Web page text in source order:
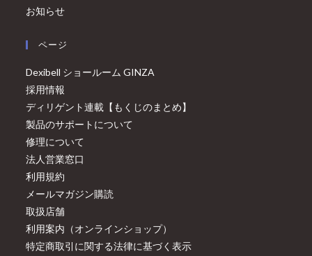
お知らせ
ページ
Dexibell ショールーム GINZA
採用情報
ディリゲント連載【もくじのまとめ】
製品のサポートについて
修理について
法人営業窓口
利用規約
メールマガジン購読
取扱店舗
利用案内（オンラインショップ）
特定商取引に関する法律に基づく表示